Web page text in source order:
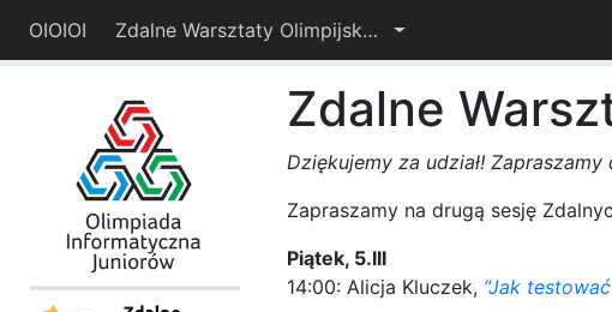
OIOIOI Zdalne Warsztaty Olimpijskie dla Juniorów 2021
Zdalne
Dziękujemy za udział!
Zapraszamy na drugą sesję
Piątek, 5.III
14:00: Alicja Kluczek, “Jak